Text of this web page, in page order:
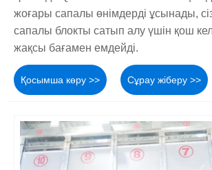
жоғары сапалы өнімдерді ұсынады,
сапалы блокты сатып алу үшін қош
жақсы бағамен емдейді.
Қосымша көру >> Сұрау жіберу >>